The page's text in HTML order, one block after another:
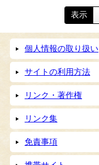
表示
個人情報の取り扱い
サイトの利用方法
リンク・著作権
リンク集
免責事項